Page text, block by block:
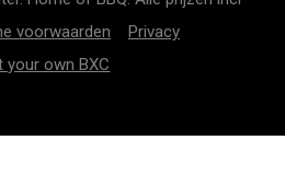
voorwaarden
Privacy
your own BXC